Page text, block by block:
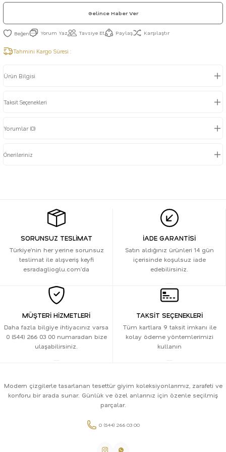
Gelince Haber Ver
Yorum Yaz Tavsiye Et Paylaş Karşılaştır
Tahmini Kargo Süresi :
Ürün Bilgisi
Taksit Seçenekleri
Yorumlar (0)
Önerileriniz
SORUNSUZ TESLİMAT
Türkiye’nin her yerine sorunsuz
teslimat ile alışveriş keyfi
esradaglioglu.com’da
İADE GARANTİSİ
Satın aldığınız ürünleri 14 gün
içerisinde koşulsuz iade
edebilirsiniz.
MÜŞTERİ HİZMETLERİ
Daha fazla bilgiye ihtiyacınız varsa
0 (544) 266 03 00 numaradan bize
ulaşabilirsiniz.
TAKSİT SEÇENEKLERİ
Tüm kartlara 9 taksit imkanı ile
kolay ödeme yöntemlerimizi
kullanın
Modern çizgilerle tasarlanan tesettür giyim koleksiyonlarımız, zarafeti ve
konforu bir arada sunar. Günlük ve özel anlarınız için özenle seçilmiş
parçalar.
0 (544) 266 03 00